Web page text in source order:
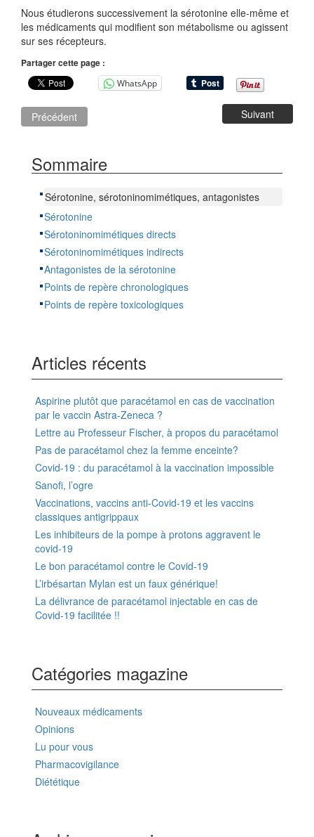
Nous étudierons successivement la sérotonine elle-même et
les médicaments qui modifient son métabolisme ou agissent
sur ses récepteurs.
Partager cette page :
WhatsApp
Précédent Suivant
Sommaire
Sérotonine, sérotoninomimétiques, antagonistes
Sérotonine
Sérotoninomimétiques directs
Sérotoninomimétiques indirects
Antagonistes de la sérotonine
Points de repère chronologiques
Points de repère toxicologiques
Articles récents
Aspirine plutôt que paracétamol en cas de vaccination
par le vaccin Astra-Zeneca ?
Lettre au Professeur Fischer, à propos du paracétamol
Pas de paracétamol chez la femme enceinte?
Covid-19 : du paracétamol à la vaccination impossible
Sanofi, l’ogre
Vaccinations, vaccins anti-Covid-19 et les vaccins
classiques antigrippaux
Les inhibiteurs de la pompe à protons aggravent le
covid-19
Le bon paracétamol contre le Covid-19
L’irbésartan Mylan est un faux générique!
La délivrance de paracétamol injectable en cas de
Covid-19 facilitée !!
Catégories magazine
Nouveaux médicaments
Opinions
Lu pour vous
Pharmacovigilance
Diététique